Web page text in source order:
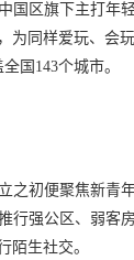
国区旗下主打年
为同样爱玩、会
国143个城市。
之初便聚焦新青
行强公区、弱客
陌生社交。